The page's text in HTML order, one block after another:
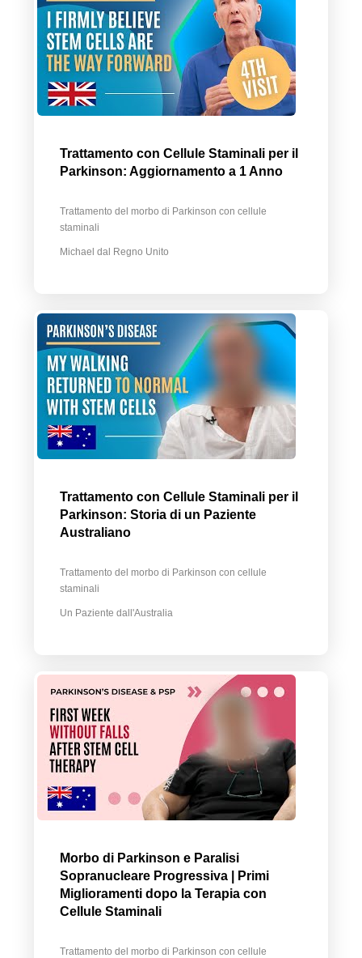
Trattamento con Cellule Staminali per il
Parkinson: Aggiornamento a 1 Anno
Trattamento del morbo di Parkinson con cellule
staminali
Michael dal Regno Unito
Trattamento con Cellule Staminali per il
Parkinson: Storia di un Paziente
Australiano
Trattamento del morbo di Parkinson con cellule
staminali
Un Paziente dall'Australia
Morbo di Parkinson e Paralisi
Sopranucleare Progressiva | Primi
Miglioramenti dopo la Terapia con
Cellule Staminali
Trattamento del morbo di Parkinson con cellule